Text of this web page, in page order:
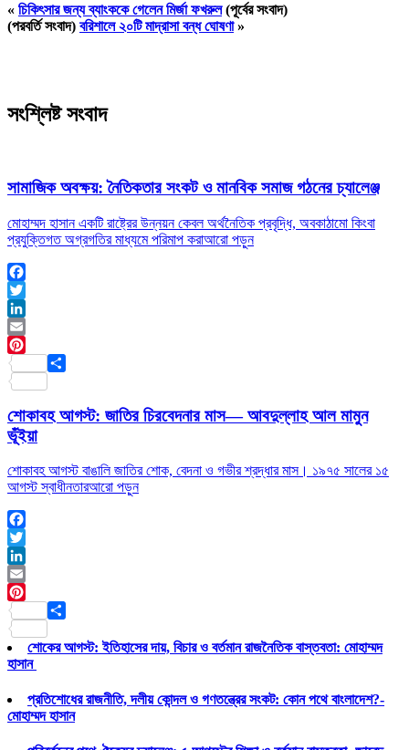
« চিকিৎসার জন্য ব্যাংককে গেলেন মির্জা ফখরুল(পূর্বের সংবাদ)
(পরবর্তি সংবাদ) বরিশালে ২০টি মাদ্রাসা বন্ধ ঘোষণা»
সংশ্লিষ্ট সংবাদ
সামাজিক অবক্ষয়: নৈতিকতার সংকট ও মানবিক সমাজ গঠনের চ্যালেঞ্জ
মোহাম্মদ হাসান একটি রাষ্ট্রের উন্নয়ন কেবল অর্থনৈতিক প্রবৃদ্ধি, অবকাঠামো কিংবা
প্রযুক্তিগত অগ্রগতির মাধ্যমে পরিমাপ করাআরো পড়ুন
Facebook
Twitter
LinkedIn
Email
Pinterest
শোকাবহ আগস্ট: জাতির চিরবেদনার মাস— আবদুল্লাহ আল মামুন
ভূঁইয়া
শোকাবহ আগস্ট বাঙালি জাতির শোক, বেদনা ও গভীর শ্রদ্ধার মাস। ১৯৭৫ সালের ১৫
আগস্ট স্বাধীনতারআরো পড়ুন
Facebook
Twitter
LinkedIn
Email
Pinterest
শোকের আগস্ট: ইতিহাসের দায়, বিচার ও বর্তমান রাজনৈতিক বাস্তবতা: মোহাম্মদ
হাসান
প্রতিশোধের রাজনীতি, দলীয় কোন্দল ও গণতন্ত্রের সংকট: কোন পথে বাংলাদেশ?-
মোহাম্মদ হাসান